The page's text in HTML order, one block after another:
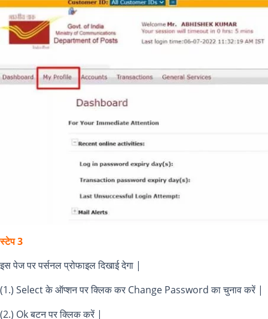
स्टेप 3
इस पेज पर पर्सनल प्रोफाइल दिखाई देगा |
(1.) Select के ऑप्शन पर क्लिक कर Change Password का चुनाव करें |
(2.) Ok बटन पर क्लिक करें |